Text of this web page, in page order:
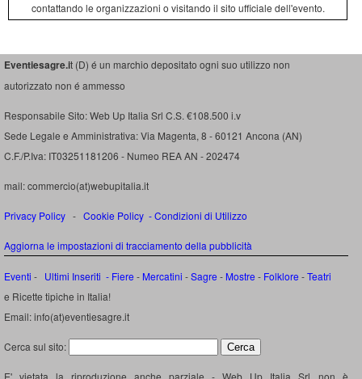
contattando le organizzazioni o visitando il sito ufficiale dell'evento.
Eventiesagre.it (D) é un marchio depositato ogni suo utilizzo non
autorizzato non é ammesso
Responsabile Sito: Web Up Italia Srl C.S. €108.500 i.v
Sede Legale e Amministrativa: Via Magenta, 8 - 60121 Ancona (AN)
C.F./P.Iva: IT03251181206 - Numeo REA AN - 202474
mail: commercio(at)webupitalia.it
Privacy Policy - Cookie Policy -Condizioni di Utilizzo
Aggiorna le impostazioni di tracciamento della pubblicità
Eventi - Ultimi Inseriti - Fiere - Mercatini -Sagre - Mostre - Folklore -Teatri
e Ricette tipiche in Italia!
Email: info(at)eventiesagre.it
Cerca sul sito: